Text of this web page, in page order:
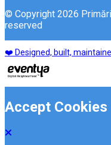
© Copyright 2026
reserved
❤️ Designed, built,
Accept Cookies